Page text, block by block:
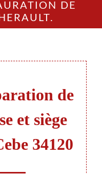
DE
de
et siège
34120